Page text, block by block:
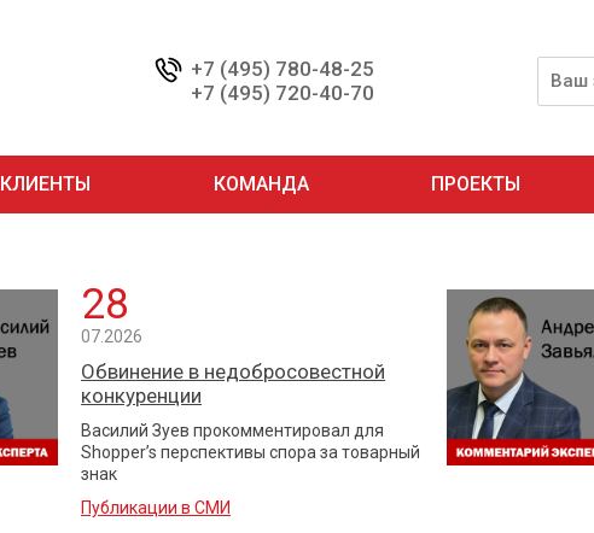
+7 (495) 780-48-25
+7 (495) 720-40-70
КЛИЕНТЫ КОМАНДА ПРОЕКТЫ
28
07.2026
Обвинение в недобросовестной
конкуренции
Василий Зуев прокомментировал для
Shopper’s перспективы спора за товарный
знак
Публикации в СМИ